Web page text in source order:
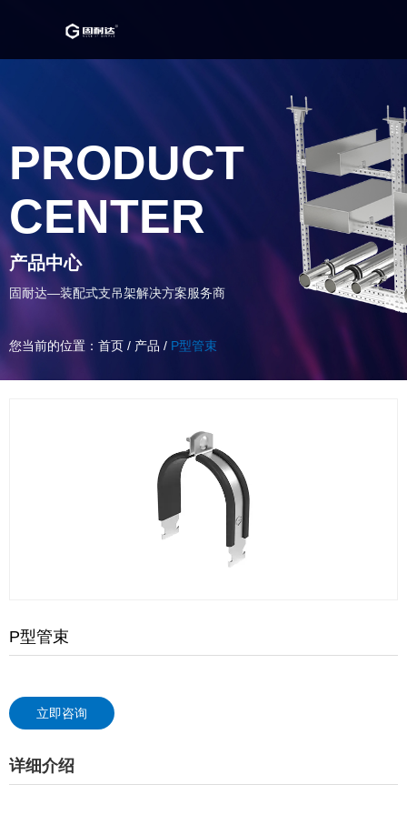
PRODUCT
CENTER
产品中心
固耐达—装配式支吊架解决方案服务商
您当前的位置：首页 / 产品 / P型管束
P型管束
立即咨询
详细介绍